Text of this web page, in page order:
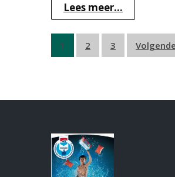
Lees meer...
Berichten
1 2 3 Volgende